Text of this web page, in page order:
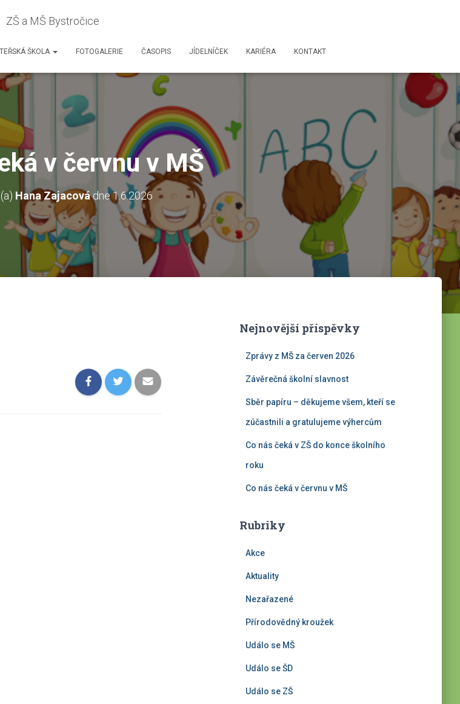
ZŠ a MŠ Bystročice
ŠKOLA FOTOGALERIE ČASOPIS JÍDELNÍČEK KARIÉRA KONTAKT
v červnu v MŠ
Hana Zajacovádne1.6.2026
Nejnovější příspěvky
Zprávy z MŠ za červen 2026
Závěrečná školní slavnost
Sběr papíru – děkujeme všem, kteří se
zúčastnili a gratulujeme výhercům
Co nás čeká v ZŠ do konce školního
roku
Co nás čeká v červnu v MŠ
Rubriky
Akce
Aktuality
Nezařazené
Přírodovědný kroužek
Událo se MŠ
Událo se ŠD
Událo se ZŠ